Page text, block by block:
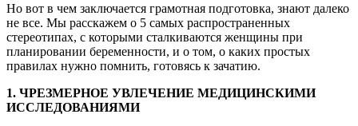
Но вот в чем заключается грамотная подготовка, знают далеко
не все. Мы расскажем о 5 самых распространенных
стереотипах, с которыми сталкиваются женщины при
планировании беременности, и о том, о каких простых
правилах нужно помнить, готовясь к зачатию.
1. ЧРЕЗМЕРНОЕ УВЛЕЧЕНИЕ МЕДИЦИНСКИМИ
ИССЛЕДОВАНИЯМИ